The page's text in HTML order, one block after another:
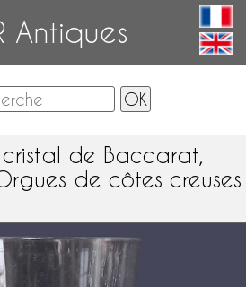
Antiques
de Baccarat,
de côtes creuses